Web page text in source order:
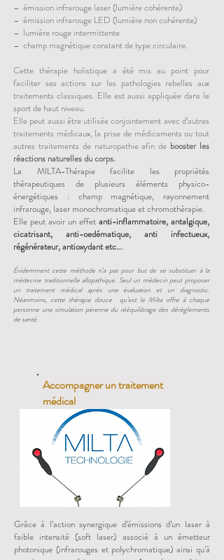
– émission infrarouge laser (lumière cohérente)
– émission infrarouge LED (lumière non cohérente)
– lumière rouge intermittente
– champ magnétique constant de type circulaire.
Cette thérapie holistique a été mis au point pour
faciliter ses actions sur les pathologies rebelles aux
traitements classiques. Elle est aussi appliquée dans le
sport de haut niveau.
Elle peut aussi être utilisée conjointement avec d’autres
traitements médicaux, la prise de médicaments ou tout
autres traitements de naturopathie afin de booster les
réactions naturelles du corps.
La MILTA-Thérapie facilite les propriétés
thérapeutiques de plusieurs éléments physico-
énergétiques : champ magnétique, rayonnement
infrarouge, laser monochromatique et chromothérapie.
Elle peut avoir un effet anti-inflammatoire, antalgique,
cicatrisant, anti-oedématique, anti infectueux,
régénérateur, antioxydant etc….
Évidemment cette méthode n’a pas pour but de se substituer à la
médecine traditionnelle allopathique. Seul un médecin peut proposer
un traitement médical après une évaluation et un diagnostic.
Néanmoins, cette thérapie douce qu’est le Milta offre à chaque
personne une simulation pérenne du rééquilibrage des dérèglements
de santé.
Accompagner un traitement
médical
Grâce à l’action synergique d’émissions d’un laser à
faible intensité (soft laser) associé à un émetteur
photonique (infrarouges et polychromatique) ainsi qu’à